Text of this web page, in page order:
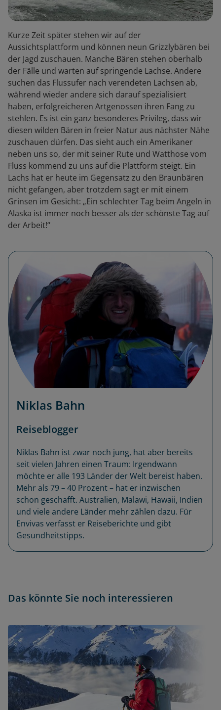
Kurze Zeit später stehen wir auf der
Aussichtsplattform und können neun Grizzlybären bei
der Jagd zuschauen. Manche Bären stehen oberhalb
der Fälle und warten auf springende Lachse. Andere
suchen das Flussufer nach verendeten Lachsen ab,
während wieder andere sich darauf spezialisiert
haben, erfolgreicheren Artgenossen ihren Fang zu
stehlen. Es ist ein ganz besonderes Privileg, dass wir
diesen wilden Bären in freier Natur aus nächster Nähe
zuschauen dürfen. Das sieht auch ein Amerikaner
neben uns so, der mit seiner Rute und Watthose vom
Fluss kommend zu uns auf die Plattform steigt. Ein
Lachs hat er heute im Gegensatz zu den Braunbären
nicht gefangen, aber trotzdem sagt er mit einem
Grinsen im Gesicht: „Ein schlechter Tag beim Angeln in
Alaska ist immer noch besser als der schönste Tag auf
der Arbeit!“
Niklas Bahn
Reiseblogger
Niklas Bahn ist zwar noch jung, hat aber bereits
seit vielen Jahren einen Traum: Irgendwann
möchte er alle 193 Länder der Welt bereist haben.
Mehr als 79 – 40 Prozent – hat er inzwischen
schon geschafft. Australien, Malawi, Hawaii, Indien
und viele andere Länder mehr zählen dazu. Für
Envivas verfasst er Reiseberichte und gibt
Gesundheitstipps.
Das könnte Sie noch interessieren